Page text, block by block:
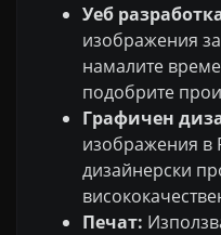
Уеб
изображения
намалите
подобрите
Графичен
изображения в
дизайнерски
Печат: